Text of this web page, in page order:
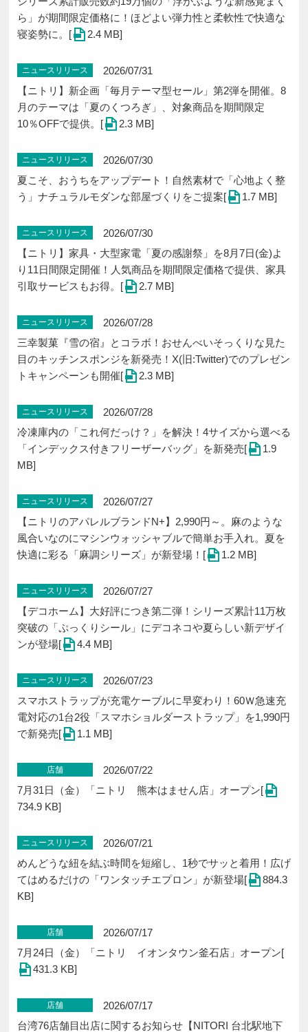
ら」が期間限定価格に！ほどよい弾力性と柔軟性で快適な
寝姿勢に。[
2.4 MB]
ニュースリリース
2026/07/31
【ニトリ】新企画「毎月テーマ型セール」第2弾を開催。8
月のテーマは「夏のくつろぎ」、対象商品を期間限定
10％OFFで提供。[
2.3 MB]
ニュースリリース
2026/07/30
夏こそ、おうちをアップデート！自然素材で「心地よく整
う」ナチュラルモダンな部屋づくりをご提案[
1.7 MB]
ニュースリリース
2026/07/30
【ニトリ】家具・大型家電「夏の感謝祭」を8月7日(金)よ
り11日間限定開催！人気商品を期間限定価格で提供、家具
引取サービスもお得。[
2.7 MB]
ニュースリリース
2026/07/28
三幸製菓『雪の宿』とコラボ！おせんべいそっくりな見た
目のキッチンスポンジを新発売！X(旧:Twitter)でのプレゼン
トキャンペーンも開催[
2.3 MB]
ニュースリリース
2026/07/28
冷凍庫内の「これ何だっけ？」を解決！4サイズから選べる
「インデックス付きフリーザーバッグ」を新発売[
1.9
MB]
ニュースリリース
2026/07/27
【ニトリのアパレルブランドN+】2,990円～。麻のような
風合いなのにマシンウォッシャブルで簡単お手入れ。夏を
快適に彩る「麻調シリーズ」が新登場！[
1.2 MB]
ニュースリリース
2026/07/27
【デコホーム】大好評につき第二弾！シリーズ累計11万枚
突破の「ぷっくりシール」にデコネコや夏らしい新デザイ
ンが登場[
4.4 MB]
ニュースリリース
2026/07/23
スマホストラップが充電ケーブルに早変わり！60Ｗ急速充
電対応の1台2役「スマホショルダーストラップ」を1,990円
で新発売[
1.1 MB]
店舗
2026/07/22
7月31日（金）「ニトリ 熊本はません店」オープン[
734.9 KB]
ニュースリリース
2026/07/21
めんどうな紐を結ぶ時間を短縮し、1秒でサッと着用！広げ
てはめるだけの「ワンタッチエプロン」が新登場[
884.3
KB]
店舗
2026/07/17
7月24日（金）「ニトリ イオンタウン釜石店」オープン[
431.3 KB]
店舗
2026/07/17
台湾76店舗目出店に関するお知らせ【NITORI 台北駅地下